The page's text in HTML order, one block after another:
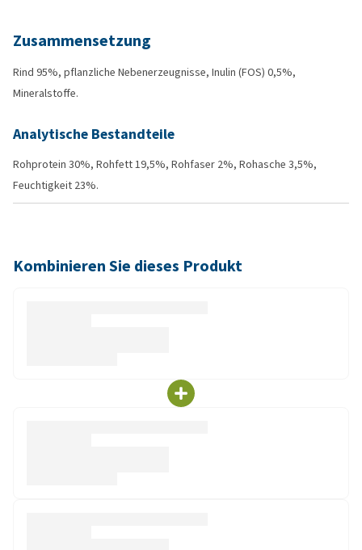
Zusammensetzung
Rind 95%, pflanzliche Nebenerzeugnisse, Inulin (FOS) 0,5%,
Mineralstoffe.
Analytische Bestandteile
Rohprotein 30%, Rohfett 19,5%, Rohfaser 2%, Rohasche 3,5%,
Feuchtigkeit 23%.
Kombinieren Sie dieses Produkt